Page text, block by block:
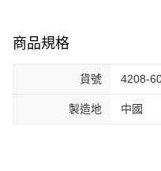
商品規格
貨號 4208-
製造地 中國